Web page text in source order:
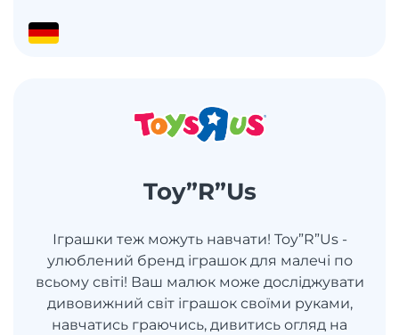
Toy”R”Us
Іграшки теж можуть навчати! Toy”R”Us -
улюблений бренд іграшок для малечі по
всьому світі! Ваш малюк може досліджувати
дивовижний світ іграшок своїми руками,
навчатись граючись, дивитись огляд на